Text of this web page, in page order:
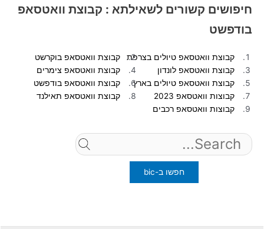
חיפושים קשורים לשאילתא : קבוצת וואטסאפ
בודפשט
קבוצת וואטסאפ טיולים בצרפת
קבוצת וואטסאפ בוקרשט
קבוצת וואטסאפ לונדון
קבוצת וואטסאפ צימרים
קבוצת וואטסאפ טיולים בארץ
קבוצת וואטסאפ בודפשט
קבוצות וואטסאפ 2023
קבוצת וואטסאפ תאילנד
קבוצות וואטסאפ רכבים
for: